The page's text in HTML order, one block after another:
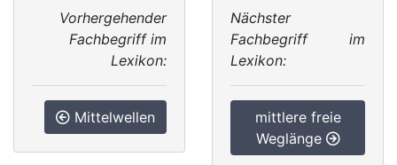
Vorhergehender
Fachbegriff im
Lexikon:
Mittelwellen
Nächster
Fachbegriff im
Lexikon:
mittlere freie
Weglänge